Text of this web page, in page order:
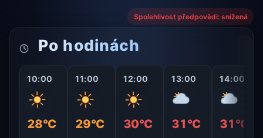
Spolehlivost předpovědi: snížená
Po hodinách
10:00
28°C
11:00
29°C
12:00
30°C
13:00
31°C
14:00
31°C